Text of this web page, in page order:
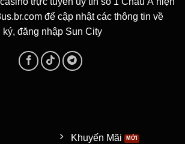
để cập nhật các thông tin về
ký, đăng nhập Sun City
Khuyến Mãi